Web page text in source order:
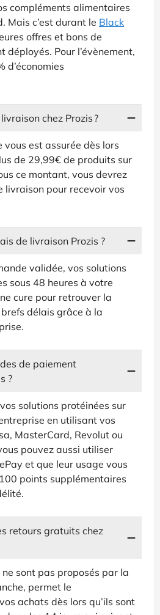
compléments alimentaires
Mais c’est durant le Black
offres et bons de
déployés. Pour l’évènement,
d’économies
chez Prozis ?
est assurée dès lors
de 29,99€ de produits sur
ce montant, vous devrez
livraison pour recevoir vos
de livraison Prozis ?
validée, vos solutions
sous 48 heures à votre
cure pour retrouver la
délais grâce à la
de paiement
?
solutions protéinées sur
en utilisant vos
MasterCard, Revolut ou
pouvez aussi utiliser
et que leur usage vous
points supplémentaires
retours gratuits chez
sont pas proposés par la
permet le
achats dès lors qu’ils sont